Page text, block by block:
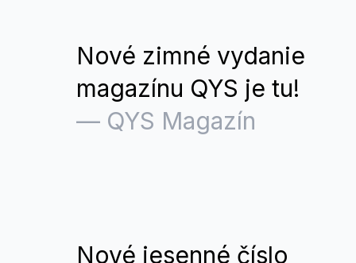
Nové zimné vydanie
magazínu QYS je tu!
— QYS Magazín
Nové jesenné číslo